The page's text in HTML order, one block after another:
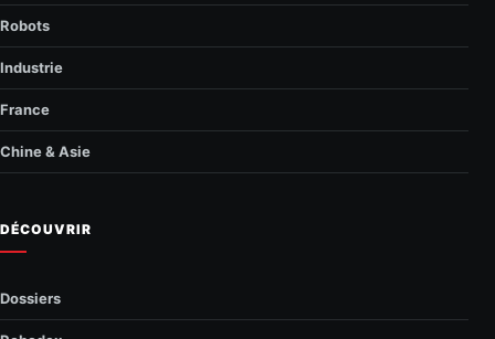
Robots
Industrie
France
Chine & Asie
DÉCOUVRIR
Dossiers